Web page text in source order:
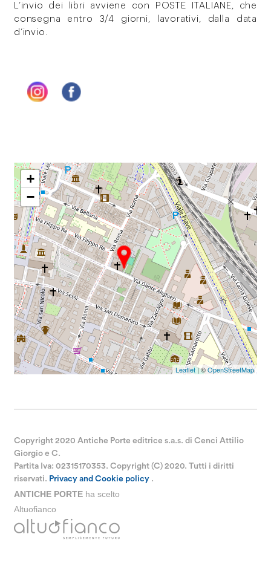
L’invio dei libri avviene con POSTE ITALIANE, che
consegna entro 3/4 giorni, lavorativi, dalla data
d’invio.
+
−
Leaflet| ©OpenStreetMap
Copyright 2020 Antiche Porte editrice s.a.s. di Cenci Attilio
Giorgio e C.
Partita Iva: 02315170353. Copyright (C) 2020. Tutti i diritti
riservati. Privacy and Cookie policy .
ANTICHE PORTE ha scelto
Altuofianco